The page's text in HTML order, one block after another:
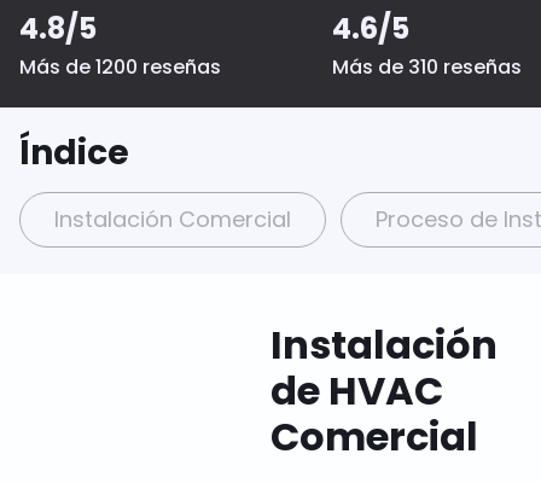
4.8/5
Más de 1200 reseñas
4.6/5
Más de 310 reseñas
Índice
Instalación Comercial Proceso de
Instalación
de HVAC
Comercial